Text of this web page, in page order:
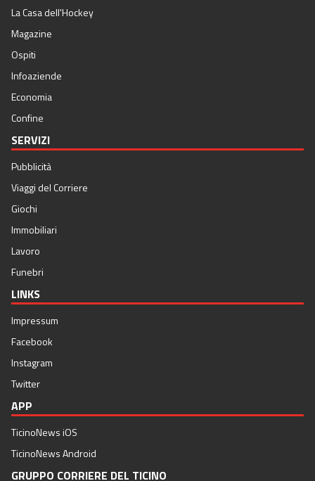
La Casa dell'Hockey
Magazine
Ospiti
Infoaziende
Economia
Confine
SERVIZI
Pubblicità
Viaggi del Corriere
Giochi
Immobiliari
Lavoro
Funebri
LINKS
Impressum
Facebook
Instagram
Twitter
APP
TicinoNews iOS
TicinoNews Android
GRUPPO CORRIERE DEL TICINO